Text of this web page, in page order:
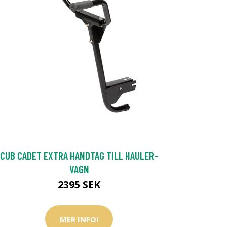
CUB CADET EXTRA HANDTAG TILL HAULER-
VAGN
2395 SEK
MER INFO!